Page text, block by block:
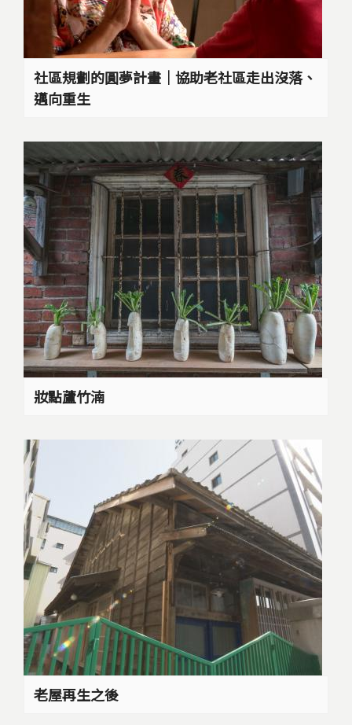
社區規劃的圓夢計畫｜協助老社區走出沒落、
邁向重生
妝點蘆竹湳
老屋再生之後